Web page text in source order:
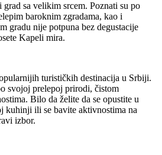
sa velikim srcem. Poznati su po
baroknim zgradama, kao i
gradu nije potpuna bez degustacije
Kapeli mira.
turističkih destinacija u Srbiji.
svojoj prelepoj prirodi, čistom
Bilo da želite da se opustite u
kuhinji ili se bavite aktivnostima na
izbor.